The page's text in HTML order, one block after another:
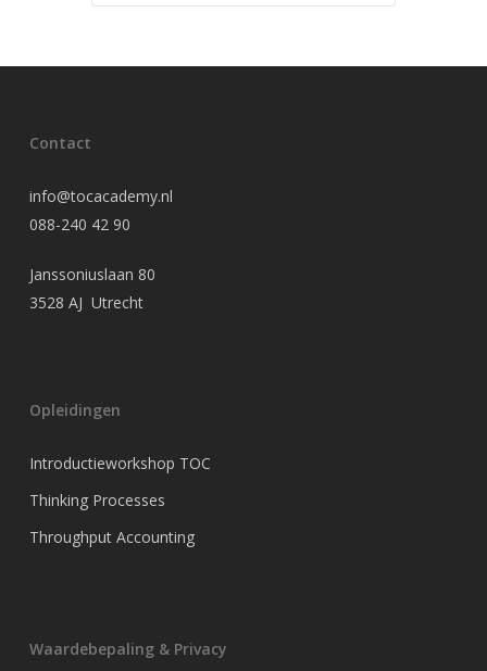
Contact
info@tocacademy.nl
088-240 42 90
Janssoniuslaan 80
3528 AJ Utrecht
Opleidingen
Introductieworkshop TOC
Thinking Processes
Throughput Accounting
Waardebepaling & Privacy